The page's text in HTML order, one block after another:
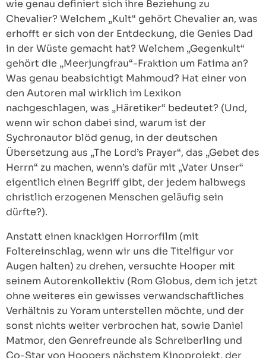
wie genau definiert sich ihre Beziehung zu
Chevalier? Welchem „Kult“ gehört Chevalier an, was
erhofft er sich von der Entdeckung, die Genies Dad
in der Wüste gemacht hat? Welchem „Gegenkult“
gehört die „Meerjungfrau“-Fraktion um Fatima an?
Was genau beabsichtigt Mahmoud? Hat einer von
den Autoren mal wirklich im Lexikon
nachgeschlagen, was „Häretiker“ bedeutet? (Und,
wenn wir schon dabei sind, warum ist der
Sychronautor blöd genug, in der deutschen
Übersetzung aus „The Lord’s Prayer“, das „Gebet des
Herrn“ zu machen, wenn’s dafür mit „Vater Unser“
eigentlich einen Begriff gibt, der jedem halbwegs
christlich erzogenen Menschen geläufig sein
dürfte?).
Anstatt einen knackigen Horrorfilm (mit
Foltereinschlag, wenn wir uns die Titelfigur vor
Augen halten) zu drehen, versuchte Hooper mit
seinem Autorenkollektiv (Rom Globus, dem ich jetzt
ohne weiteres ein gewisses verwandschaftliches
Verhältnis zu Yoram unterstellen möchte, und der
sonst nichts weiter verbrochen hat, sowie Daniel
Matmor, den Genrefreunde als Schreiberling und
Co-Star von Hoopers nächstem Kinoprojekt, der